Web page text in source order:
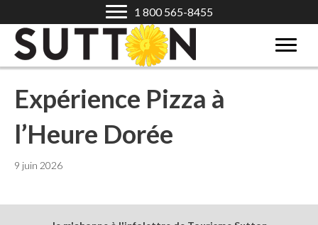
1 800 565-8455
Expérience Pizza à
l’Heure Dorée
9 juin 2026